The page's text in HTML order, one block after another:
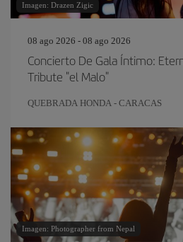
Imagen: Drazen Zigic
08 ago 2026 - 08 ago 2026
Concierto De Gala Íntimo:
Tribute "el Malo"
QUEBRADA HONDA - CARACAS
Imagen: Photographer from Nepal